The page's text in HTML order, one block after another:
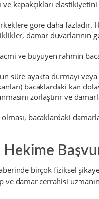
ve kapakçıkları
göre daha
damar duvarlarının
ve büyüyen rahmin
süre ayakta durmayı
bacaklardaki kan
zorlaştırır ve
olması, bacaklardaki
birçok fiziksel
ve damar cerrahisi